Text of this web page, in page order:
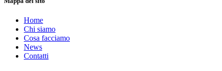
Home
Chi siamo
Cosa facciamo
News
Contatti